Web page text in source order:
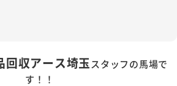
回収アース埼玉スタッフの馬場で
す！！